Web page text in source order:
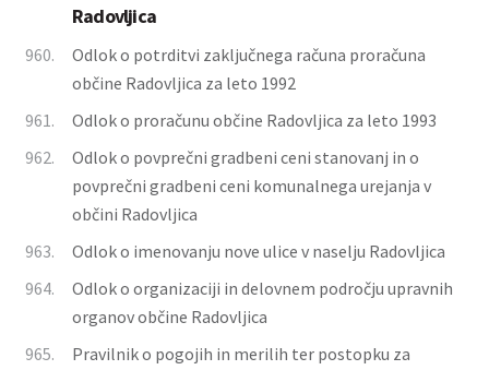
Radovljica
960.
Odlok o potrditvi zaključnega računa proračuna
občine Radovljica za leto 1992
961.
Odlok o proračunu občine Radovljica za leto 1993
962.
Odlok o povprečni gradbeni ceni stanovanj in o
povprečni gradbeni ceni komunalnega urejanja v
občini Radovljica
963.
Odlok o imenovanju nove ulice v naselju Radovljica
964.
Odlok o organizaciji in delovnem področju upravnih
organov občine Radovljica
965.
Pravilnik o pogojih in merilih ter postopku za